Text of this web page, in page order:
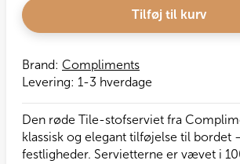
Brand: Compliments
Levering: 1-3 hverdage
Den røde Tile-stofserviet fra
klassisk og elegant tilføjelse til bordet
festligheder. Servietterne er vævet i
Tile,
Wine
4-
pak
Tilføj til kurv